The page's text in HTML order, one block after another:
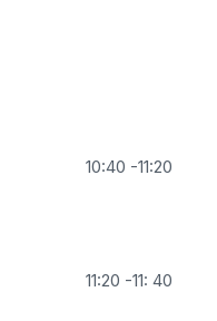
10:40 -11:20
11:20 -11: 40